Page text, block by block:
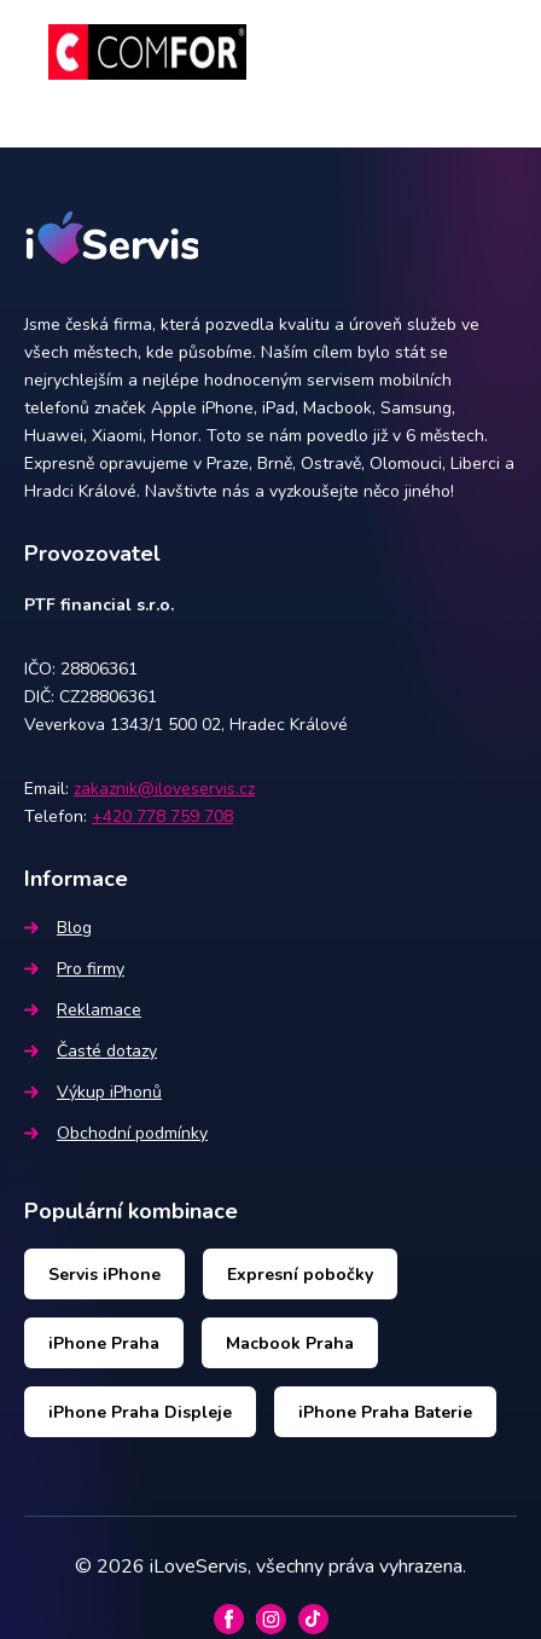
Jsme česká firma, která pozvedla kvalitu a úroveň služeb ve
všech městech, kde působíme. Naším cílem bylo stát se
nejrychlejším a nejlépe hodnoceným servisem mobilních
telefonů značek Apple iPhone, iPad, Macbook, Samsung,
Huawei, Xiaomi, Honor. Toto se nám povedlo již v 6 městech.
Expresně opravujeme v Praze, Brně, Ostravě, Olomouci, Liberci a
Hradci Králové. Navštivte nás a vyzkoušejte něco jiného!
Provozovatel
PTF financial s.r.o.
IČO: 28806361
DIČ: CZ28806361
Veverkova 1343/1 500 02, Hradec Králové
Email: zakaznik@iloveservis.cz
Telefon: +420 778 759 708
Informace
Blog
Pro firmy
Reklamace
Časté dotazy
Výkup iPhonů
Obchodní podmínky
Populární kombinace
Servis iPhone Expresní pobočky
iPhone Praha Macbook Praha
iPhone Praha Displeje iPhone Praha Baterie
© 2026 iLoveServis, všechny práva vyhrazena.